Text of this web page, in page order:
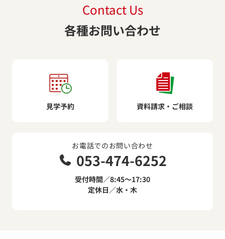
Contact Us
各種お問い合わせ
見学予約 資料請求・ご相談
お電話でのお問い合わせ
053-474-6252
受付時間／8:45～17:30
定休日／水・木